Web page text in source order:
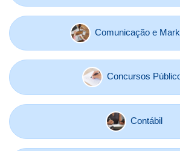
Comunicação e
Concursos
Contábil